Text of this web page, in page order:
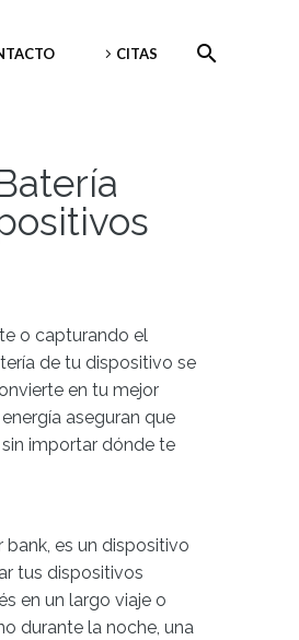
CITAS
o capturando el
de tu dispositivo se
en tu mejor
aseguran que
importar dónde te
es un dispositivo
tus dispositivos
en un largo viaje o
durante la noche, una